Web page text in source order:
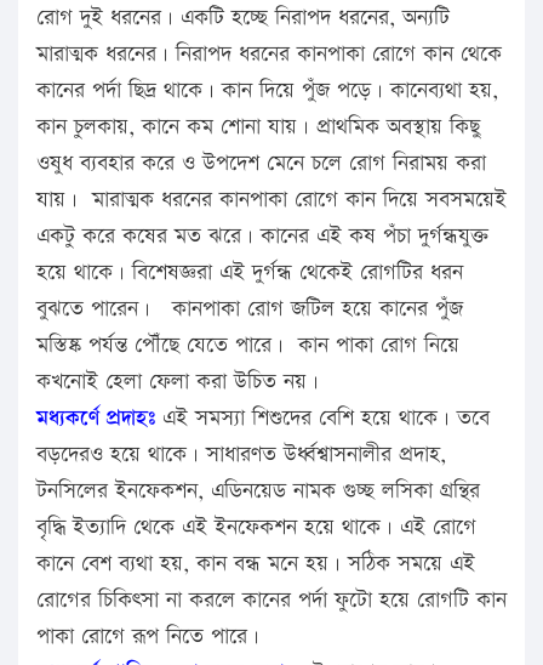
রোগ দুই ধরনের। একটি হচ্ছে নিরাপদ ধরনের, অন্যটি
মারাত্মক ধরনের। নিরাপদ ধরনের কানপাকা রোগে কান থেকে
কানের পর্দা ছিদ্র থাকে। কান দিয়ে পুঁজ পড়ে। কানেব্যথা হয়,
কান চুলকায়, কানে কম শোনা যায়। প্রাথমিক অবস্থায় কিছু
ওষুধ ব্যবহার করে ও উপদেশ মেনে চলে রোগ নিরাময় করা
যায়। মারাত্মক ধরনের কানপাকা রোগে কান দিয়ে সবসময়েই
একটু করে কষের মত ঝরে। কানের এই কষ পঁচা দুর্গন্ধযুক্ত
হয়ে থাকে। বিশেষজ্ঞরা এই দুর্গন্ধ থেকেই রোগটির ধরন
বুঝতে পারেন। কানপাকা রোগ জটিল হয়ে কানের পুঁজ
মস্তিষ্ক পর্যন্ত পৌঁছে যেতে পারে। কান পাকা রোগ নিয়ে
কখনোই হেলা ফেলা করা উচিত নয়।
মধ্যকর্ণে প্রদাহঃ এই সমস্যা শিশুদের বেশি হয়ে থাকে। তবে
বড়দেরও হয়ে থাকে। সাধারণত উর্ধ্বশ্বাসনালীর প্রদাহ,
টনসিলের ইনফেকশন, এডিনয়েড নামক গুচ্ছ লসিকা গ্রন্থির
বৃদ্ধি ইত্যাদি থেকে এই ইনফেকশন হয়ে থাকে। এই রোগে
কানে বেশ ব্যথা হয়, কান বন্ধ মনে হয়। সঠিক সময়ে এই
রোগের চিকিৎসা না করলে কানের পর্দা ফুটো হয়ে রোগটি কান
পাকা রোগে রূপ নিতে পারে।